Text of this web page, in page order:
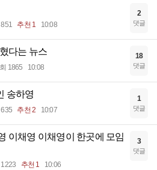
851 추천 1 10:08
2
댓글
다는 뉴스
1865 10:08
18
댓글
송하영
635 추천 2 10:07
1
댓글
이채영 이채영이 한곳에 모임
추천 1 10:06
3
댓글